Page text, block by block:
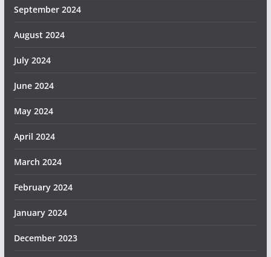
September 2024
August 2024
July 2024
June 2024
May 2024
April 2024
March 2024
February 2024
January 2024
December 2023